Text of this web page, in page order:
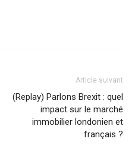
Article suivant
(Replay) Parlons Brexit : quel
impact sur le marché
immobilier londonien et
français ?